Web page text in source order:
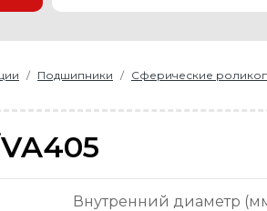
Подшипники Сферические
Внутренний диаметр